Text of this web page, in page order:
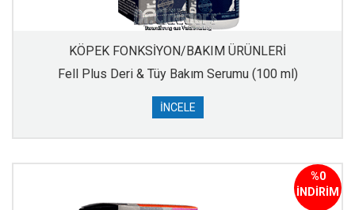
KÖPEK FONKSİYON/BAKIM ÜRÜNLERİ
Fell Plus Deri & Tüy Bakım Serumu (100 ml)
İNCELE
%0
İNDİRİM